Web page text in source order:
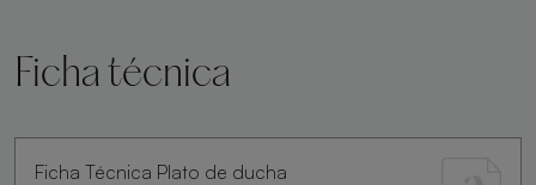
Ficha técnica
Ficha Técnica Plato de ducha